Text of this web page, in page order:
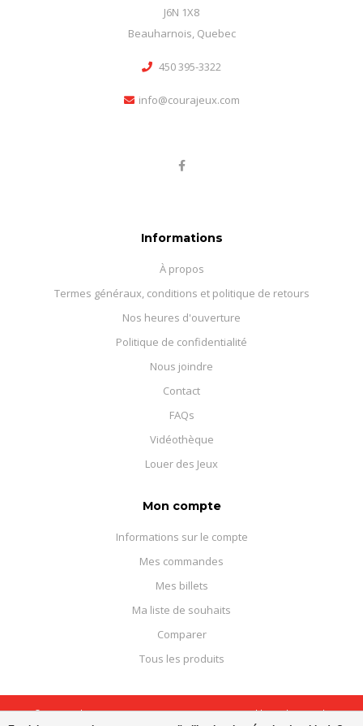
J6N 1X8
Beauharnois, Quebec
450 395-3322
info@courajeux.com
Informations
À propos
Termes généraux, conditions et politique de retours
Nos heures d'ouverture
Politique de confidentialité
Nous joindre
Contact
FAQs
Vidéothèque
Louer des Jeux
Mon compte
Informations sur le compte
Mes commandes
Mes billets
Ma liste de souhaits
Comparer
Tous les produits
© Copyright 2026 Boutique Courajeux - Powered byLightspeed-